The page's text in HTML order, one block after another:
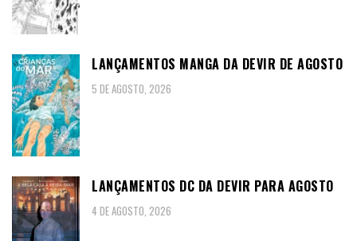
LANÇAMENTOS MANGA DA DEVIR DE AGOSTO
5 DE AGOSTO, 2026
LANÇAMENTOS DC DA DEVIR PARA AGOSTO
4 DE AGOSTO, 2026